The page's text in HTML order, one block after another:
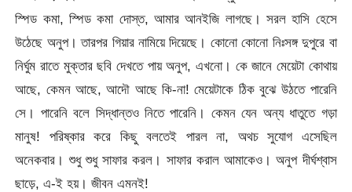
স্পিড কমা, স্পিড কমা দোস্ত, আমার আনইজি লাগছে। সরল হাসি হেসে
উঠেছে অনুপ। তারপর গিয়ার নামিয়ে দিয়েছে। কোনো কোনো নিঃসঙ্গ দুপুরে বা
নির্ঘুম রাতে মুক্তার ছবি দেখতে পায় অনুপ, এখনো। কে জানে মেয়েটা কোথায়
আছে, কেমন আছে, আদৌ আছে কি-না! মেয়েটাকে ঠিক বুঝে উঠতে পারেনি
সে। পারেনি বলে সিদ্ধান্তও নিতে পারেনি। কেমন যেন অন্য ধাতুতে গড়া
মানুষ! পরিষ্কার করে কিছু বলতেই পারল না, অথচ সুযোগ এসেছিল
অনেকবার। শুধু শুধু সাফার করল। সাফার করাল আমাকেও। অনুপ দীর্ঘশ্বাস
ছাড়ে, এ-ই হয়। জীবন এমনই!